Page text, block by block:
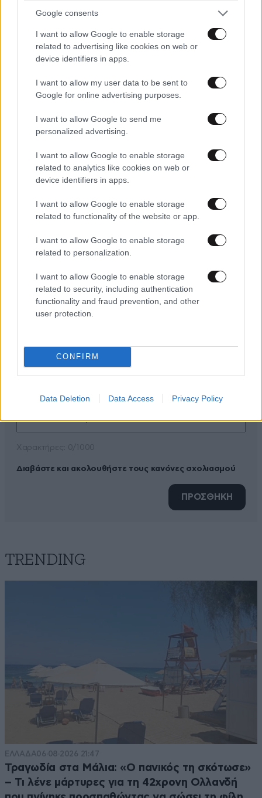
Google consents
I want to allow Google to enable storage
related to advertising like cookies on web or
device identifiers in apps.
I want to allow my user data to be sent to
Google for online advertising purposes.
I want to allow Google to send me
personalized advertising.
I want to allow Google to enable storage
related to analytics like cookies on web or
device identifiers in apps.
I want to allow Google to enable storage
related to functionality of the website or app.
I want to allow Google to enable storage
related to personalization.
I want to allow Google to enable storage
related to security, including authentication
functionality and fraud prevention, and other
user protection.
CONFIRM
Data Deletion Data Access Privacy Policy
ΣΧΌΛΙΑ ΑΝΑΓΝΩΣΤΏΝ
ΠΡΟΣΘΕΣΤΕ ΤΟ ΣΧΟΛΙΟ ΣΑΣ
Διαβάστε και ακολουθήστε τους κανόνες σχολιασμού
ΠΡΟΣΘΗΚΗ
TRENDING
ΕΛΛΑΔΑ06·08·2026 21:47
Τραγωδία στα Μάλια: «Ο πανικός τη σκότωσε»
– Τι λένε μάρτυρες για τη 42χρονη Ολλανδή